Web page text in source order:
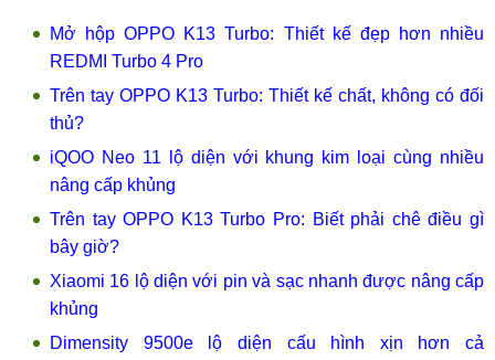
Mở hộp OPPO K13 Turbo: Thiết kế đẹp hơn nhiều
REDMI Turbo 4 Pro
Trên tay OPPO K13 Turbo: Thiết kế chất, không có đối
thủ?
iQOO Neo 11 lộ diện với khung kim loại cùng nhiều
nâng cấp khủng
Trên tay OPPO K13 Turbo Pro: Biết phải chê điều gì
bây giờ?
Xiaomi 16 lộ diện với pin và sạc nhanh được nâng cấp
khủng
Dimensity 9500e lộ diện cấu hình xịn hơn cả